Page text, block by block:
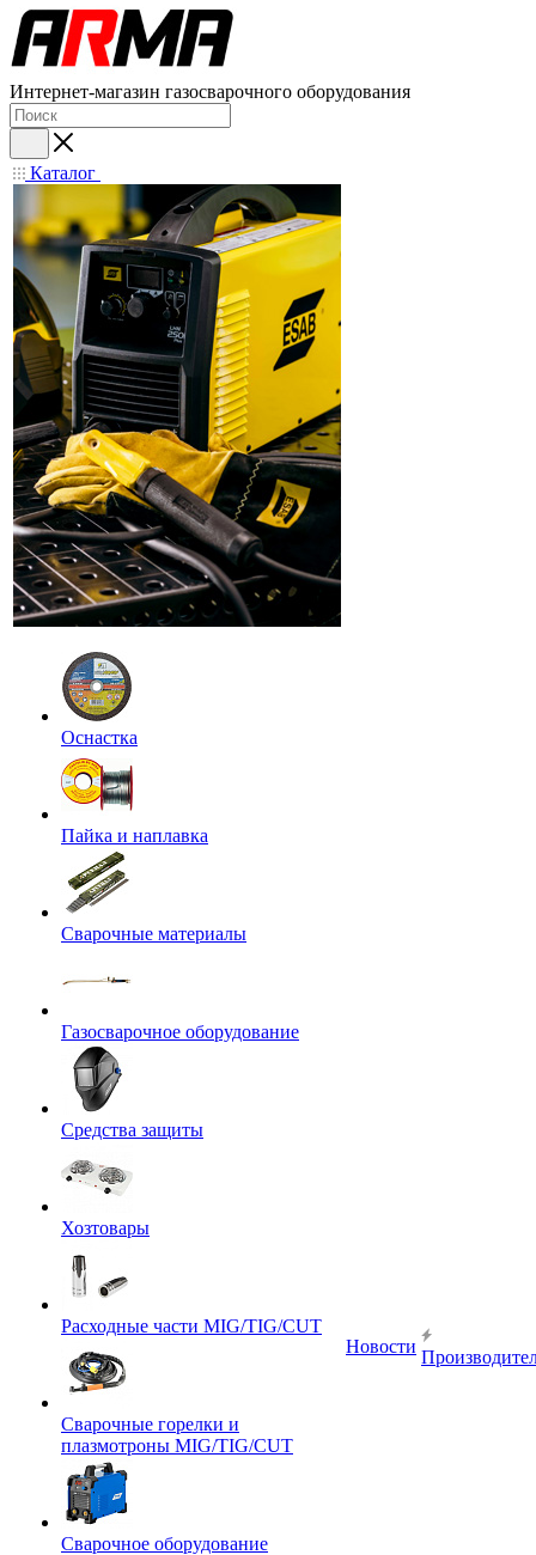
Интернет-магазин газосварочного оборудования
Каталог
Оснастка
Пайка и наплавка
Сварочные материалы
Газосварочное оборудование
Средства защиты
Хозтовары
Расходные части MIG/TIG/CUT
Сварочные горелки и
плазмотроны MIG/TIG/CUT
Сварочное оборудование
Новости